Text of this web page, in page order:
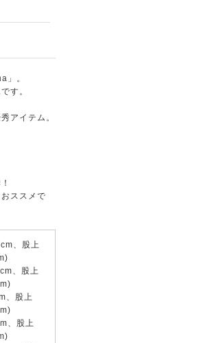
」。
す。
アイテム。
ススメで
、股上
、股上
、股上
、股上